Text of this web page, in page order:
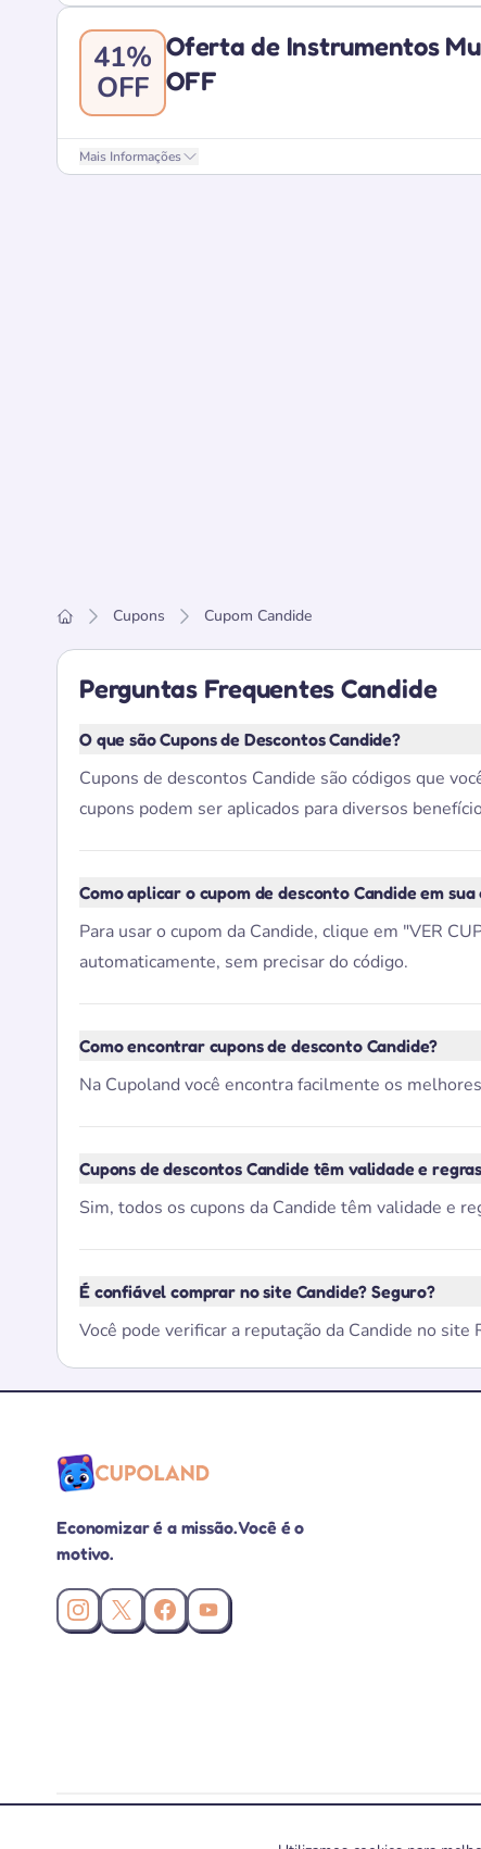
41%
OFF
Oferta de Instrumentos
OFF
Mais Informações
Cupons Cupom Candide
Perguntas Frequentes Candide
O que são Cupons de Descontos Candide?
Cupons de descontos Candide são códigos que
cupons podem ser aplicados para diversos
Como aplicar o cupom de desconto Candide em sua
Para usar o cupom da Candide, clique em "VER
automaticamente, sem precisar do código.
Como encontrar cupons de desconto Candide?
Na Cupoland você encontra facilmente os
Cupons de descontos Candide têm validade e
Sim, todos os cupons da Candide têm validade e
É confiável comprar no site Candide? Seguro?
Você pode verificar a reputação da Candide no
Economizar é a missão. Você é o
motivo.
Instagram da Cupoland
X (Twitter) da Cupoland
Facebook da Cupoland
Canal da Cupoland no YouTube
A Cupoland pode receber comissão pelas compras realizadas por